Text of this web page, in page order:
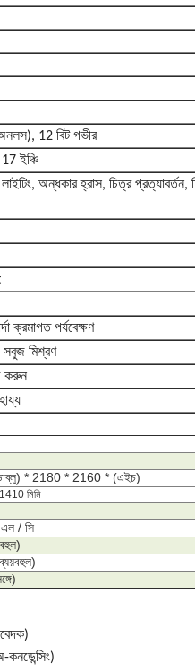
12 বিট গভীর
ইঞ্চি
অন্ধকার হ্রাস, চিত্র প্রত্যাবর্তন,
ক্রমাগত পর্যবেক্ষণ
মিশ্রণ
করুন
* 2180 * 2160 * (এইচ)
মিমি
এল / সি